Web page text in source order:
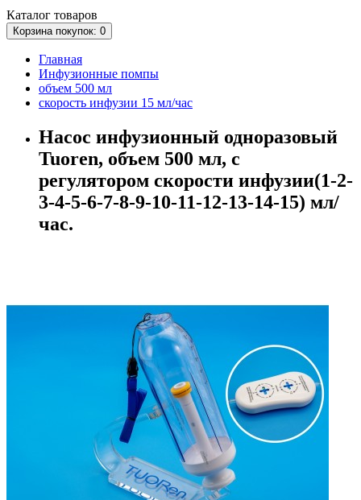
Каталог товаров
Корзинапокупок: 0
Главная
Инфузионные помпы
объем 500 мл
скорость инфузии 15 мл/час
Насос инфузионный одноразовый
Tuoren, объем 500 мл, с
регулятором скорости инфузии(1-2-
3-4-5-6-7-8-9-10-11-12-13-14-15) мл/
час.